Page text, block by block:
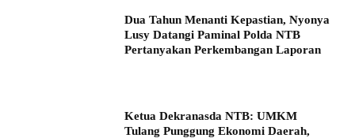
Dua Tahun Menanti Kepastian, Nyonya
Lusy Datangi Paminal Polda NTB
Pertanyakan Perkembangan Laporan
Ketua Dekranasda NTB: UMKM
Tulang Punggung Ekonomi Daerah,